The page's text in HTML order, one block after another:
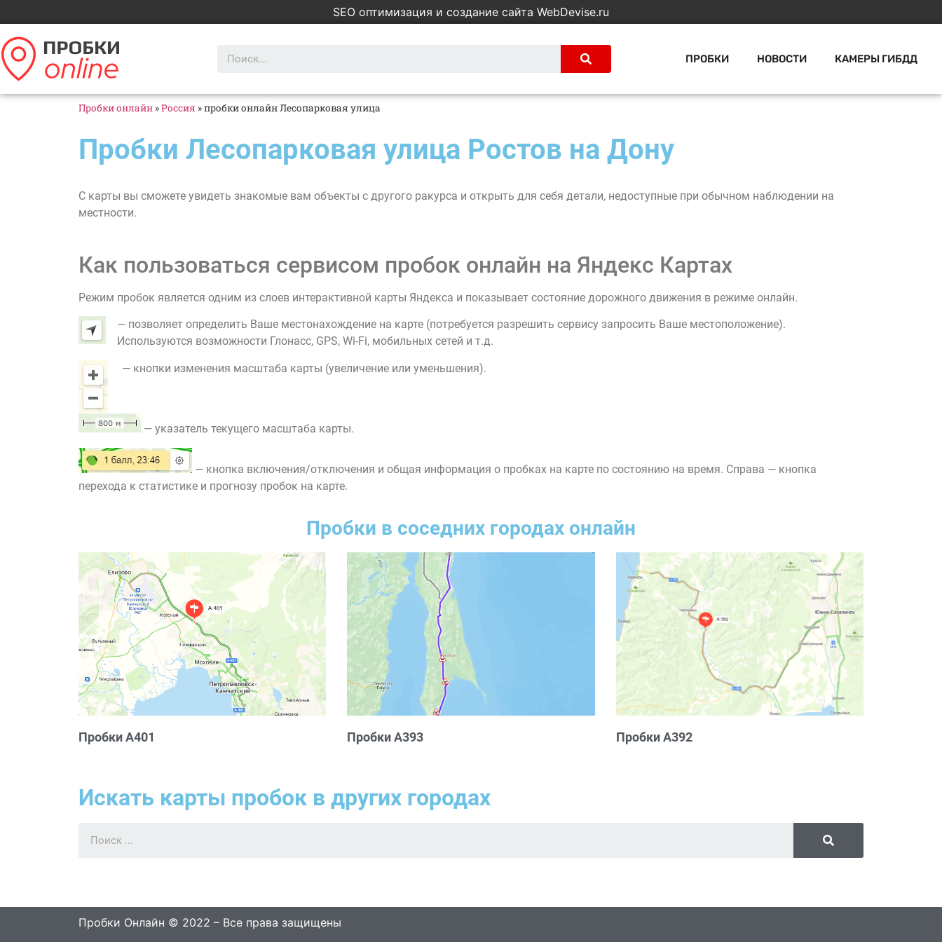
SEO оптимизация и создание сайта WebDevise.ru
ПРОБКИ НОВОСТИ КАМЕРЫ ГИБДД
Пробки онлайн »Россия »пробки онлайн Лесопарковая улица
Пробки Лесопарковая улица Ростов на Дону
С карты вы сможете увидеть знакомые вам объекты с другого ракурса и открыть для себя детали, недоступные при обычном наблюдении на
местности.
Как пользоваться сервисом пробок онлайн на Яндекс Картах
Режим пробок является одним из слоев интерактивной карты Яндекса и показывает состояние дорожного движения в режиме онлайн.
— позволяет определить Ваше местонахождение на карте (потребуется разрешить сервису запросить Ваше местоположение).
Используются возможности Глонасс, GPS, Wi-Fi, мобильных сетей и т.д.
— кнопки изменения масштаба карты (увеличение или уменьшения).
— указатель текущего масштаба карты.
— кнопка включения/отключения и общая информация о пробках на карте по состоянию на время. Справа — кнопка
перехода к статистике и прогнозу пробок на карте.
Пробки в соседних городах онлайн
Пробки А401 Пробки А393 Пробки А392
Искать карты пробок в других городах
Пробки Онлайн © 2022 – Все права защищены